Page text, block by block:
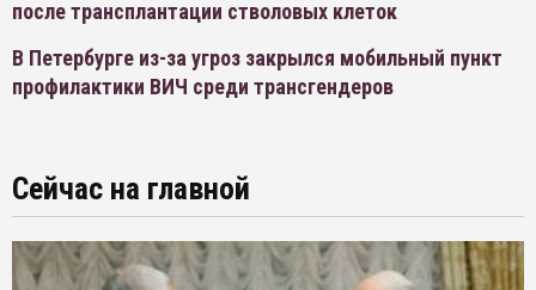
после трансплантации стволовых клеток
В Петербурге из-за угроз закрылся мобильный пункт
профилактики ВИЧ среди трансгендеров
Сейчас на главной